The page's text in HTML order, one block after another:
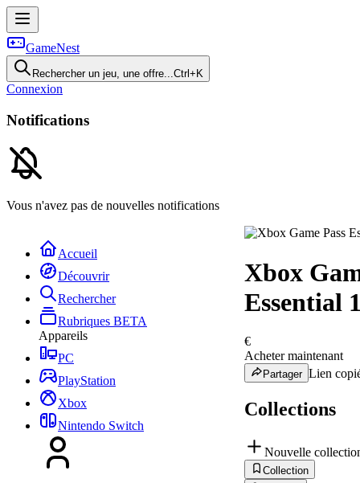
GameNest
Rechercher un jeu, une offre...Ctrl+K
Connexion
Notifications
Vous n'avez pas de nouvelles notifications
Accueil
Découvrir
Rechercher
Rubriques BETA
Appareils
PC
PlayStation
Xbox
Nintendo Switch
Xbox
Essential
€
Acheter maintenant
Partager Lien
Collections
Nouvelle
Collection